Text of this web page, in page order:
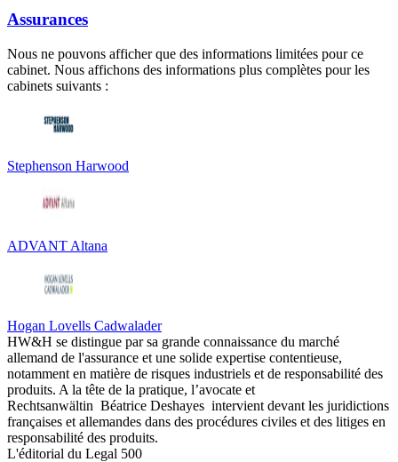
Assurances
Nous ne pouvons afficher que des informations limitées pour ce
cabinet. Nous affichons des informations plus complètes pour les
cabinets suivants :
Stephenson Harwood
ADVANT Altana
Hogan Lovells Cadwalader
HW&H se distingue par sa grande connaissance du marché
allemand de l'assurance et une solide expertise contentieuse,
notamment en matière de risques industriels et de responsabilité des
produits. A la tête de la pratique, l’avocate et
Rechtsanwältin Béatrice Deshayes intervient devant les juridictions
françaises et allemandes dans des procédures civiles et des litiges en
responsabilité des produits.
L'éditorial du Legal 500